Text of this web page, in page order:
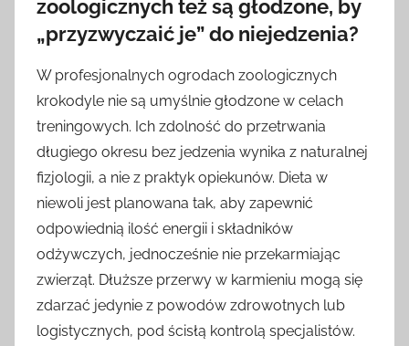
zoologicznych też są głodzone, by
„przyzwyczaić je” do niejedzenia?
W profesjonalnych ogrodach zoologicznych
krokodyle nie są umyślnie głodzone w celach
treningowych. Ich zdolność do przetrwania
długiego okresu bez jedzenia wynika z naturalnej
fizjologii, a nie z praktyk opiekunów. Dieta w
niewoli jest planowana tak, aby zapewnić
odpowiednią ilość energii i składników
odżywczych, jednocześnie nie przekarmiając
zwierząt. Dłuższe przerwy w karmieniu mogą się
zdarzać jedynie z powodów zdrowotnych lub
logistycznych, pod ścisłą kontrolą specjalistów.